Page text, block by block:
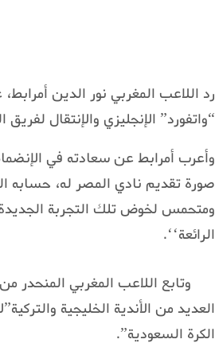
رد اللاعب المغربي نور الدين
“واتفورد” الإنجليزي والإنتقال
وأعرب أمرابط عن سعادته في
صورة تقديم نادي المصر له، حسابه
ومتحمس لخوض تلك التجربة الجديدة
الرائعة‘‘.
وتابع اللاعب المغربي
العديد من الأندية الخليجية
الكرة السعودية”.